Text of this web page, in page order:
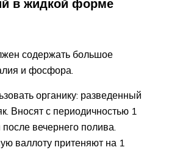
в жидкой форме
содержать большое
и фосфора.
органику: разведенный
Вносят с периодичностью 1
вечернего полива.
валлоту притеняют на 1